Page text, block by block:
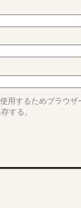
用するためブラウ
する。